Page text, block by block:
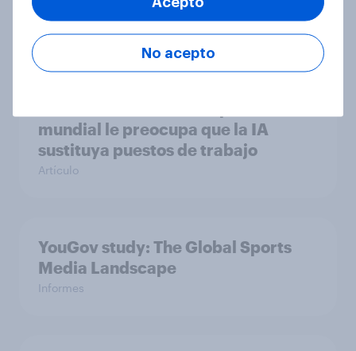
lugar ocupan los videojuegos?
Artículo
mundial le preocupa que la IA
sustituya puestos de trabajo
Artículo
YouGov study: The Global Sports
Media Landscape
Informes
No acepto